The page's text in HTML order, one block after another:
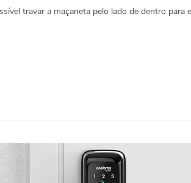
travar a maçaneta pelo lado de dentro para